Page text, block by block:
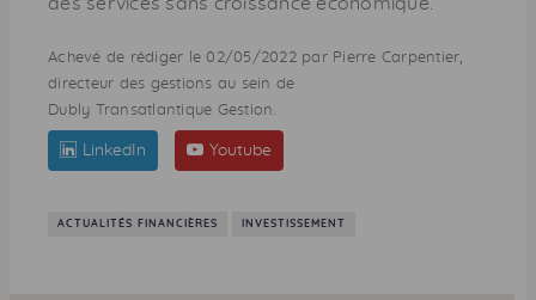
des services sans croissance économique.
Achevé de rédiger le 02/05/2022 par Pierre Carpentier,
directeur des gestions au sein de
Dubly Transatlantique Gestion.
LinkedIn Youtube
ACTUALITÉS FINANCIÈRES INVESTISSEMENT